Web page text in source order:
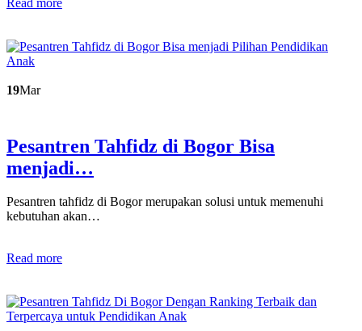
19Mar
Pesantren Tahfidz di Bogor Bisa
menjadi…
Pesantren tahfidz di Bogor merupakan solusi untuk memenuhi
kebutuhan akan…
Read more